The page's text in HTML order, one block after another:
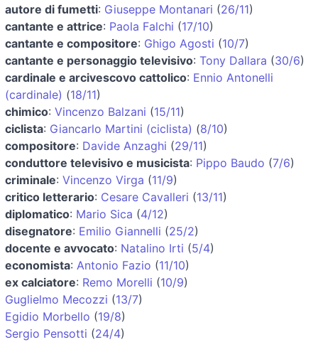
autore di fumetti: Giuseppe Montanari (26/11)
cantante e attrice: Paola Falchi (17/10)
cantante e compositore: Ghigo Agosti (10/7)
cantante e personaggio televisivo: Tony Dallara (30/6)
cardinale e arcivescovo cattolico: Ennio Antonelli
(cardinale) (18/11)
chimico: Vincenzo Balzani (15/11)
ciclista: Giancarlo Martini (ciclista) (8/10)
compositore: Davide Anzaghi (29/11)
conduttore televisivo e musicista: Pippo Baudo (7/6)
criminale: Vincenzo Virga (11/9)
critico letterario: Cesare Cavalleri (13/11)
diplomatico: Mario Sica (4/12)
disegnatore: Emilio Giannelli (25/2)
docente e avvocato: Natalino Irti (5/4)
economista: Antonio Fazio (11/10)
ex calciatore: Remo Morelli (10/9)
Guglielmo Mecozzi (13/7)
Egidio Morbello (19/8)
Sergio Pensotti (24/4)